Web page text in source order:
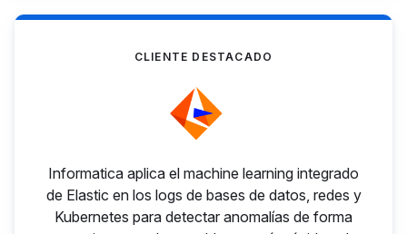
CLIENTE DESTACADO
Informatica aplica el machine learning integrado
de Elastic en los logs de bases de datos, redes y
Kubernetes para detectar anomalías de forma